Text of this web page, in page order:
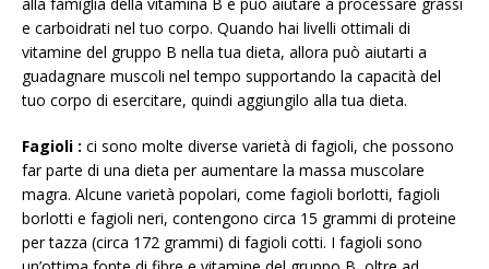
e carboidrati nel tuo corpo. Quando hai livelli ottimali di
vitamine del gruppo B nella tua dieta, allora può aiutarti a
guadagnare muscoli nel tempo supportando la capacità del
tuo corpo di esercitare, quindi aggiungilo alla tua dieta.
Fagioli : ci sono molte diverse varietà di fagioli, che possono
far parte di una dieta per aumentare la massa muscolare
magra. Alcune varietà popolari, come fagioli borlotti, fagioli
borlotti e fagioli neri, contengono circa 15 grammi di proteine ​​
per tazza (circa 172 grammi) di fagioli cotti. I fagioli sono